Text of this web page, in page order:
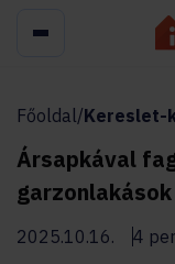
Főoldal/Kereslet-
Ársapkával
2025.10.16. 4